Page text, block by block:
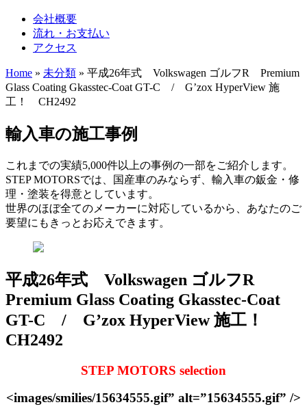
会社概要
流れ・お支払い
アクセス
Home » 未分類 » 平成26年式 Volkswagen ゴルフR Premium
Glass Coating Gkasstec-Coat GT-C / G’zox HyperView 施
工！ CH2492
輸入車の施工事例
これまでの実績5,000件以上の事例の一部をご紹介します。
STEP MOTORSでは、国産車のみならず、輸入車の鈑金・修
理・塗装を得意としています。
世界のほぼ全てのメーカーに対応しているから、あなたのご
要望にもきっとお応えできます。
平成26年式 Volkswagen ゴルフR
Premium Glass Coating Gkasstec-Coat
GT-C / G’zox HyperView 施工！
CH2492
STEP MOTORS selection
<images/smilies/15634555.gif” alt=”15634555.gif” />